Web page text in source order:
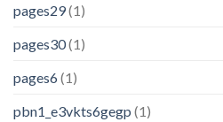
pages29(1)
pages30(1)
pages6(1)
pbn1_e3vkts6gegp (1)